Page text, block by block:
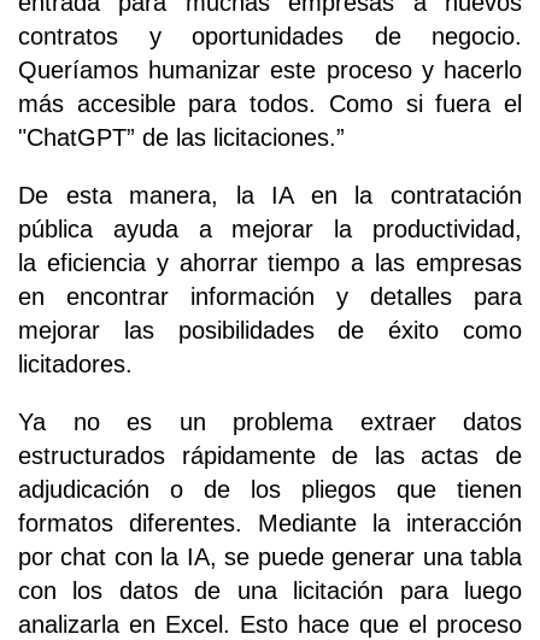
contratos y oportunidades de negocio.
Queríamos humanizar este proceso y hacerlo
más accesible para todos. Como si fuera el
"ChatGPT” de las licitaciones.”
De esta manera, la IA en la contratación
pública ayuda a mejorar la productividad,
la eficiencia y ahorrar tiempo a las empresas
en encontrar información y detalles para
mejorar las posibilidades de éxito como
licitadores.
Ya no es un problema extraer datos
estructurados rápidamente de las actas de
adjudicación o de los pliegos que tienen
formatos diferentes. Mediante la interacción
por chat con la IA, se puede generar una tabla
con los datos de una licitación para luego
analizarla en Excel. Esto hace que el proceso